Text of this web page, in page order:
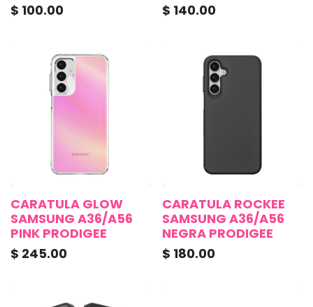
$ 100.00
$ 140.00
CARATULA GLOW
SAMSUNG A36/A56
PINK PRODIGEE
$ 245.00
CARATULA ROCKEE
SAMSUNG A36/A56
NEGRA PRODIGEE
$ 180.00